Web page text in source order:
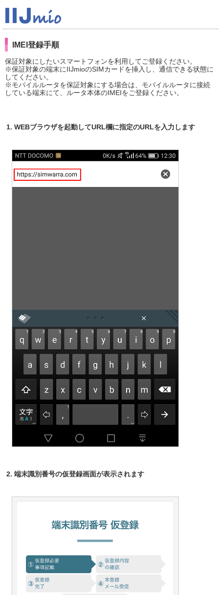
IMEI登録手順
保証対象にしたいスマートフォンを利用してご登録ください。
※保証対象の端末にIIJmioのSIMカードを挿入し、通信できる状態に
してください。
※モバイルルータを保証対象にする場合は、モバイルルータに接続
している端末にて、ルータ本体のIMEIをご登録ください。
1. WEBブラウザを起動してURL欄に指定のURLを入力します
2. 端末識別番号の仮登録画面が表示されます